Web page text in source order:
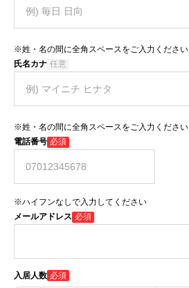
※姓・名の間に全角スペースをご入力ください
氏名カナ 任意
※姓・名の間に全角スペースをご入力ください
電話番号 必須
※ハイフンなしで入力してください
メールアドレス 必須
入居人数 必須